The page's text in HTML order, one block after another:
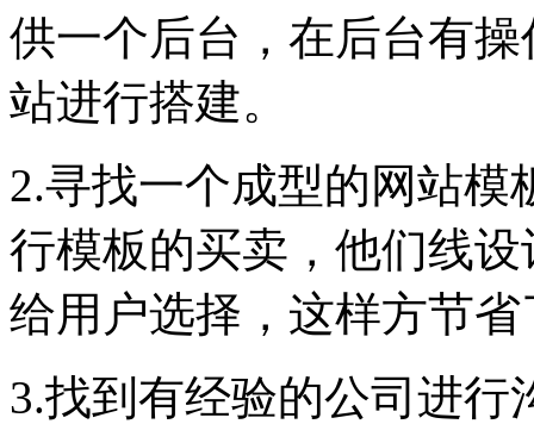
供一个后台，在后台有
站进行搭建。
2.寻找一个成型的网站
行模板的买卖，他们线
给用户选择，这样方节
3.找到有经验的公司进